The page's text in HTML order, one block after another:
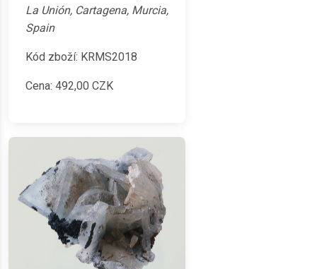
La Unión, Cartagena, Murcia,
Spain
Kód zboží: KRMS2018
Cena: 492,00 CZK